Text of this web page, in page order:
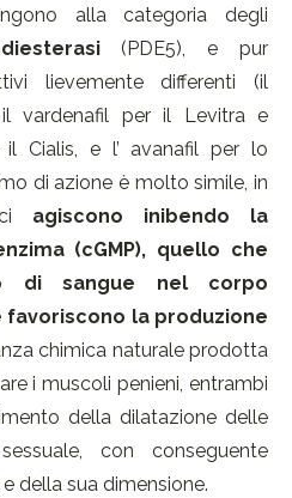
alla categoria degli
(PDE5), e pur
lievemente differenti (il
vardenafil per il Levitra e
Cialis, e l’ avanafil per lo
di azione è molto simile, in
agiscono inibendo la
(cGMP), quello che
di sangue nel corpo
favoriscono la produzione
chimica naturale prodotta
i muscoli penieni, entrambi
della dilatazione delle
con conseguente
della sua dimensione.